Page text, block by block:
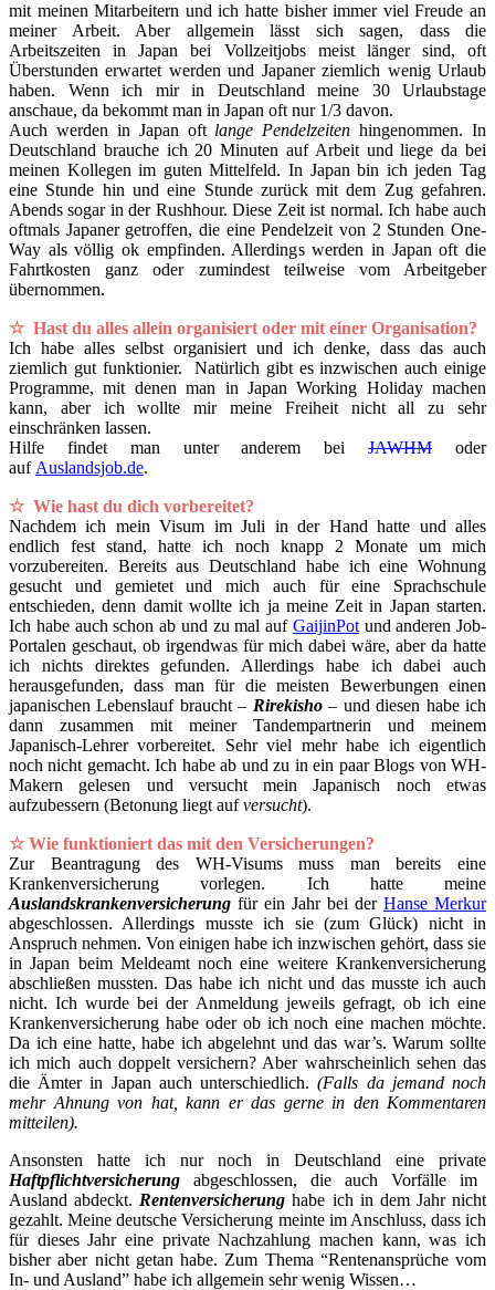
mit meinen Mitarbeitern und ich hatte bisher immer viel Freude an
meiner Arbeit. Aber allgemein lässt sich sagen, dass die
Arbeitszeiten in Japan bei Vollzeitjobs meist länger sind, oft
Überstunden erwartet werden und Japaner ziemlich wenig Urlaub
haben. Wenn ich mir in Deutschland meine 30 Urlaubstage
anschaue, da bekommt man in Japan oft nur 1/3 davon.
Auch werden in Japan oftlange Pendelzeiten hingenommen. In
Deutschland brauche ich 20 Minuten auf Arbeit und liege da bei
meinen Kollegen im guten Mittelfeld. In Japan bin ich jeden Tag
eine Stunde hin und eine Stunde zurück mit dem Zug gefahren.
Abends sogar in der Rushhour. Diese Zeit ist normal. Ich habe auch
oftmals Japaner getroffen, die eine Pendelzeit von 2 Stunden One-
Way als völlig ok empfinden. Allerdings werden in Japan oft die
Fahrtkosten ganz oder zumindest teilweise vom Arbeitgeber
übernommen.
☆ Hast du alles allein organisiert oder mit einer Organisation?
Ich habe alles selbst organisiert und ich denke, dass das auch
ziemlich gut funktionier. Natürlich gibt es inzwischen auch einige
Programme, mit denen man in Japan Working Holiday machen
kann, aber ich wollte mir meine Freiheit nicht all zu sehr
einschränken lassen.
Hilfe findet man unter anderem beiJAWHModer
auf Auslandsjob.de.
☆ Wie hast du dich vorbereitet?
Nachdem ich mein Visum im Juli in der Hand hatte und alles
endlich fest stand, hatte ich noch knapp 2 Monate um mich
vorzubereiten. Bereits aus Deutschland habe ich eine Wohnung
gesucht und gemietet und mich auch für eine Sprachschule
entschieden, denn damit wollte ich ja meine Zeit in Japan starten.
Ich habe auch schon ab und zu mal auf GaijinPotund anderen Job-
Portalen geschaut, ob irgendwas für mich dabei wäre, aber da hatte
ich nichts direktes gefunden. Allerdings habe ich dabei auch
herausgefunden, dass man für die meisten Bewerbungen einen
japanischen Lebenslauf braucht– Rirekisho– und diesen habe ich
dann zusammen mit meiner Tandempartnerin und meinem
Japanisch-Lehrer vorbereitet. Sehr viel mehr habe ich eigentlich
noch nicht gemacht. Ich habe ab und zu in ein paar Blogs von WH-
Makern gelesen und versucht mein Japanisch noch etwas
aufzubessern (Betonung liegt aufversucht).
☆ Wie funktioniert das mit den Versicherungen?
Zur Beantragung des WH-Visums muss man bereits eine
Krankenversicherung vorlegen. Ich hatte meine
Auslandskrankenversicherung für ein Jahr bei der Hanse Merkur
abgeschlossen. Allerdings musste ich sie (zum Glück) nicht in
Anspruch nehmen. Von einigen habe ich inzwischen gehört, dass sie
in Japan beim Meldeamt noch eine weitere Krankenversicherung
abschließen mussten. Das habe ich nicht und das musste ich auch
nicht. Ich wurde bei der Anmeldung jeweils gefragt, ob ich eine
Krankenversicherung habe oder ob ich noch eine machen möchte.
Da ich eine hatte, habe ich abgelehnt und das war’s. Warum sollte
ich mich auch doppelt versichern? Aber wahrscheinlich sehen das
die Ämter in Japan auch unterschiedlich.(Falls da jemand noch
mehr Ahnung von hat, kann er das gerne in den Kommentaren
mitteilen).
Ansonsten hatte ich nur noch in Deutschland eine private
Haftpflichtversicherung abgeschlossen, die auch Vorfälle im
Ausland abdeckt. Rentenversicherung habe ich in dem Jahr nicht
gezahlt. Meine deutsche Versicherung meinte im Anschluss, dass ich
für dieses Jahr eine private Nachzahlung machen kann, was ich
bisher aber nicht getan habe. Zum Thema “Rentenansprüche vom
In- und Ausland” habe ich allgemein sehr wenig Wissen…